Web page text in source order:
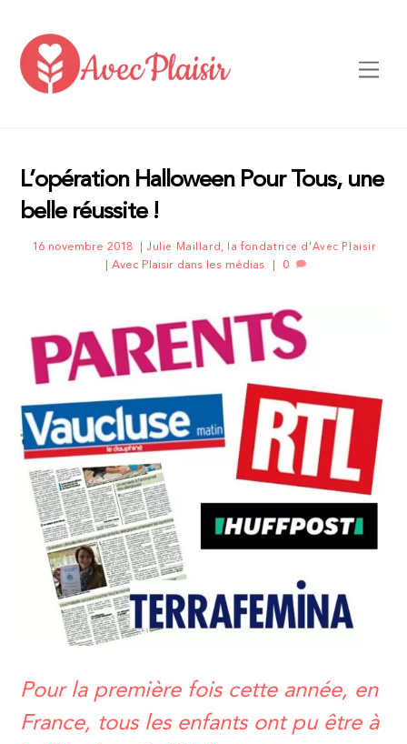
content
L’opération Halloween Pour Tous, une
belle réussite !
16 novembre 2018 Julie Maillard, la fondatrice d'Avec Plaisir
Avec Plaisir dans les médias 0
Pour la première fois cette année, en
France, tous les enfants ont pu être à